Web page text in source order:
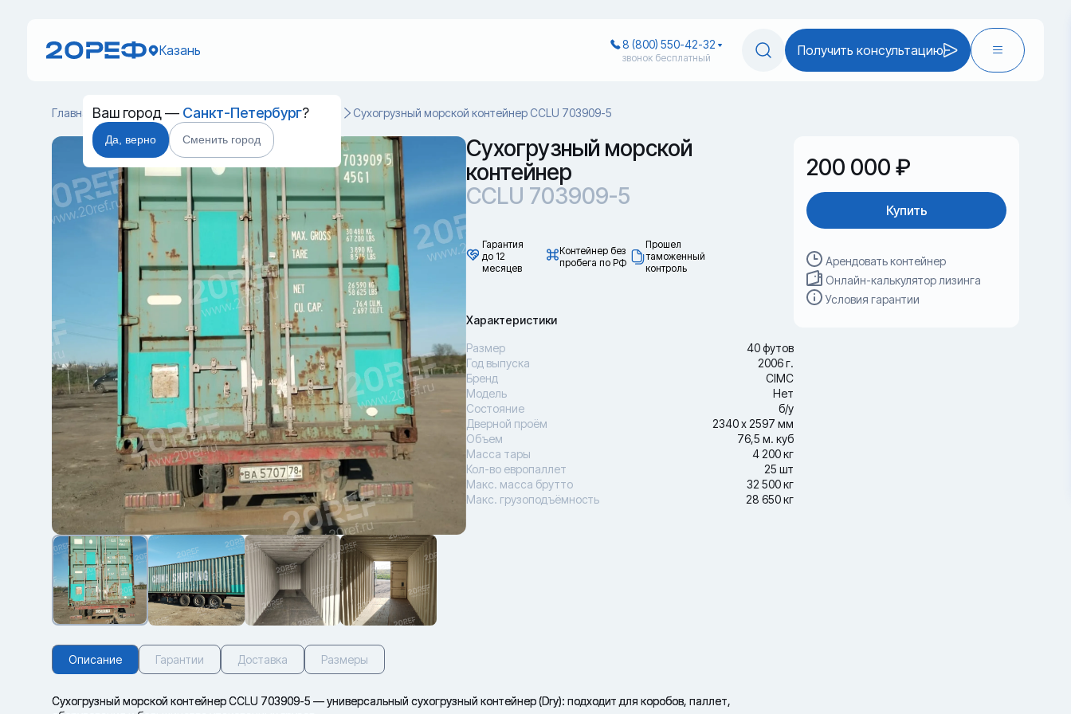
Казань
Ваш город — Санкт-Петербург?
Да, верно Сменить город
8 (800) 550-42-32
звонок бесплатный Получить консультацию
Главная Каталог Cухогрузные морские контейнеры Сухогрузный морской контейнер CCLU 703909-5
Сухогрузный морской
контейнер
CCLU 703909-5
Гарантия
до 12
месяцев
Контейнер без
пробега по РФ
Прошел
таможенный
контроль
Характеристики
Размер
40 футов
Год выпуска
2006 г.
Бренд
CIMC
Модель
Нет
Состояние
б/у
Дверной проём
2340 х 2597 мм
Объем
76,5 м. куб
Масса тары
4 200 кг
Кол-во европаллет
25 шт
Макс. масса брутто
32 500 кг
Макс. грузоподъёмность
28 650 кг
200 000 ₽
Купить
Арендовать контейнер
Онлайн-калькулятор лизинга
Условия гарантии
Описание Гарантии Доставка Размеры
Сухогрузный морской контейнер CCLU 703909-5 — универсальный сухогрузный контейнер (Dry): подходит для коробов, паллет,